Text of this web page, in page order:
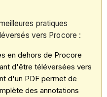
pratiques
vers Procore :
en dehors de Procore
d'être téléversées vers
d'un PDF permet de
des annotations